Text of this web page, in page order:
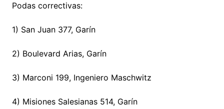
Podas correctivas:
1) San Juan 377, Garín
2) Boulevard Arias, Garín
3) Marconi 199, Ingeniero Maschwitz
4) Misiones Salesianas 514, Garín